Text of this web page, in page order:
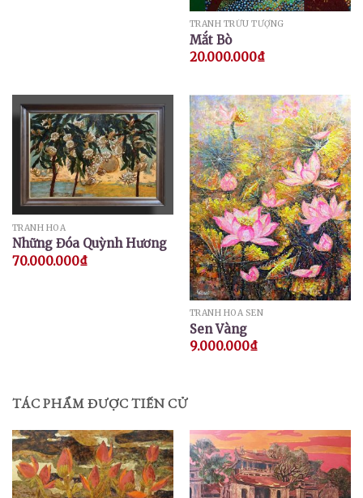
TRANH TRỪU TƯỢNG
Mắt Bò
20.000.000₫
TRANH HOA
Những Đóa Quỳnh Hương
70.000.000₫
TRANH HOA SEN
Sen Vàng
9.000.000₫
TÁC PHẨM ĐƯỢC TIẾN CỬ